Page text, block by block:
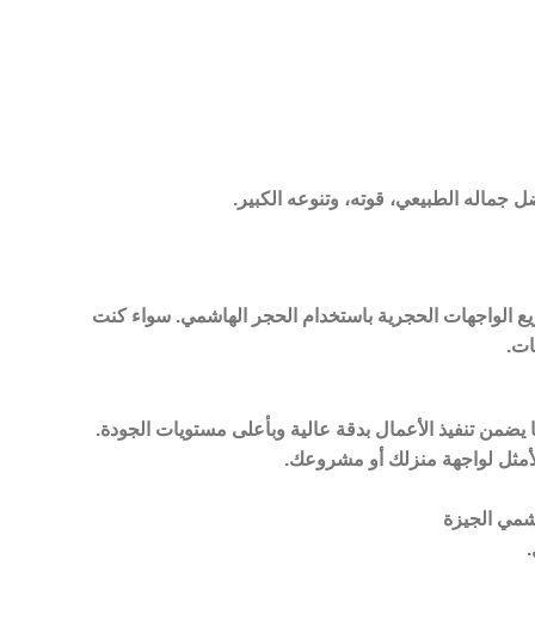
الطبيعي، قوته، وتنوعه الكبير.
الواجهات الحجرية باستخدام الحجر الهاشمي. سواء كنت
تنفيذ الأعمال بدقة عالية وبأعلى مستويات الجودة.
لواجهة منزلك أو مشروعك.
الجيزة